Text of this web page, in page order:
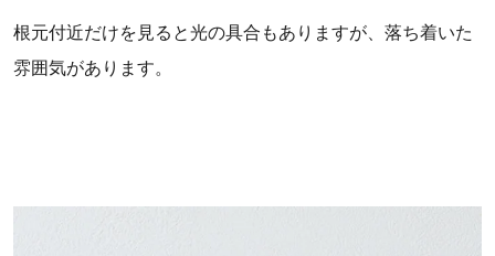
根元付近だけを見ると光の具合もありますが、落ち着いた
雰囲気があります。